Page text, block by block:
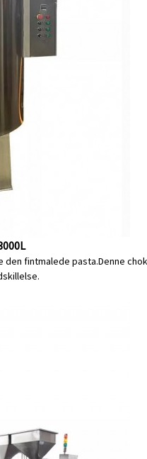
fintmalede pasta.Denne